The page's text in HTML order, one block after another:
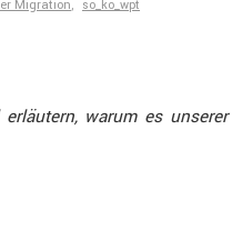
Migration, so_ko_wpt
warum es unserer